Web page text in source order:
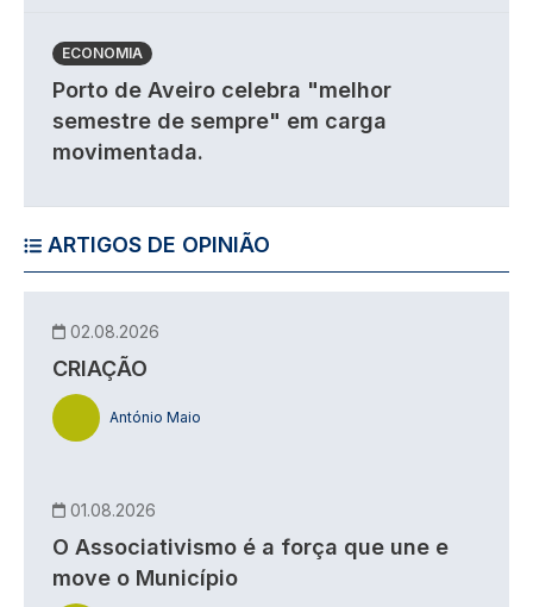
ECONOMIA
Porto de Aveiro celebra "melhor
semestre de sempre" em carga
movimentada.
ARTIGOS DE OPINIÃO
02.08.2026
CRIAÇÃO
António Maio
01.08.2026
O Associativismo é a força que une e
move o Município